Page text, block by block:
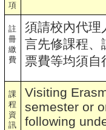
項
註
冊
繳
費
須請校內代理
言先修課程、
票費等均須自
課
程
資
訊
Visiting
semester or
following